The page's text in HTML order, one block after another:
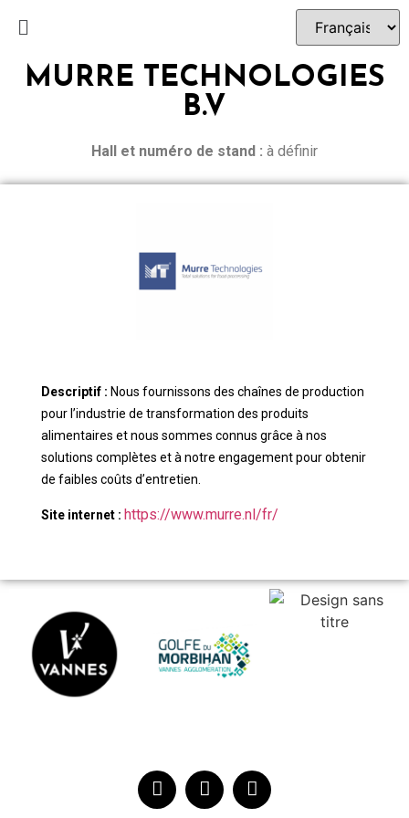
MURRE TECHNOLOGIES
B.V
Hall et numéro de stand : à définir
Descriptif : Nous fournissons des chaînes de production
pour l’industrie de transformation des produits
alimentaires et nous sommes connus grâce à nos
solutions complètes et à notre engagement pour obtenir
de faibles coûts d’entretien.
Site internet : https://www.murre.nl/fr/